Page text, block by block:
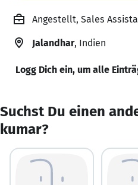
Angestellt, Sales
Jalandhar, Indien
Logg Dich ein, um alle
Suchst Du einen
kumar?